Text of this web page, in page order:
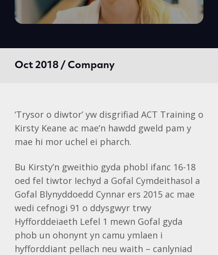
Oct 2018 / Company
‘Trysor o diwtor’ yw disgrifiad ACT Training o
Kirsty Keane ac mae’n hawdd gweld pam y
mae hi mor uchel ei pharch.
Bu Kirsty’n gweithio gyda phobl ifanc 16-18
oed fel tiwtor Iechyd a Gofal Cymdeithasol a
Gofal Blynyddoedd Cynnar ers 2015 ac mae
wedi cefnogi 91 o ddysgwyr trwy
Hyfforddeiaeth Lefel 1 mewn Gofal gyda
phob un ohonynt yn camu ymlaen i
hyfforddiant pellach neu waith – canlyniad